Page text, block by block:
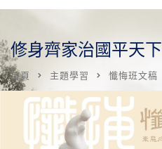
修身齊家治國平天下
首頁 主題學習 懺悔班文稿